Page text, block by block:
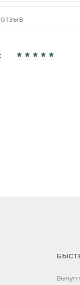
Выкуп